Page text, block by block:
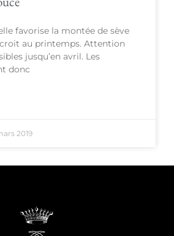
favorise la montée de sève
au printemps. Attention
jusqu’en avril. Les
donc
2019